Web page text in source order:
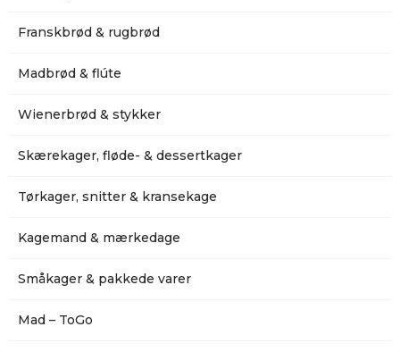
Franskbrød & rugbrød
Madbrød & flúte
Wienerbrød & stykker
Skærekager, fløde- & dessertkager
Tørkager, snitter & kransekage
Kagemand & mærkedage
Småkager & pakkede varer
Mad – ToGo